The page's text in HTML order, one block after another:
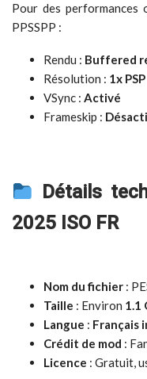
Pour des performances
PPSSPP :
Rendu : Buffered
Résolution : 1x PSP
VSync : Activé
Frameskip :
Détails
2025 ISO FR
Nom du fichier :
Taille : Environ 1.1
Langue : Français
Crédit de mod :
Licence : Gratuit,